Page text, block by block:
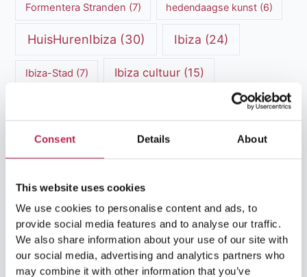
Consent Details About
This website uses cookies
We use cookies to personalise content and ads, to
provide social media features and to analyse our traffic.
We also share information about your use of our site with
our social media, advertising and analytics partners who
may combine it with other information that you’ve
Formentera Stranden (7) hedendaagse kunst(6)
HuisHurenIbiza (30) Ibiza (24)
Ibiza-Stad (7) Ibiza cultuur(15)
Ibiza nachtleven(12)
Ibiza Reisgids Ibiza reistips
Ibiza restaurants(9) Ibiza stranden(7)
ibiza vakantie(14)
Ibiza Villa Verhuur(6) luxe vakantie(5)
Luxe villa's Ibiza(43) luxe villas(13)